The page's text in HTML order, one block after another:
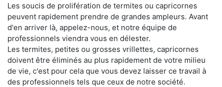
Les soucis de prolifération de termites ou capricornes
peuvent rapidement prendre de grandes ampleurs. Avant
d'en arriver là, appelez-nous, et notre équipe de
professionnels viendra vous en délester.
Les termites, petites ou grosses vrillettes, capricornes
doivent être éliminés au plus rapidement de votre milieu
de vie, c'est pour cela que vous devez laisser ce travail à
des professionnels tels que ceux de notre société.